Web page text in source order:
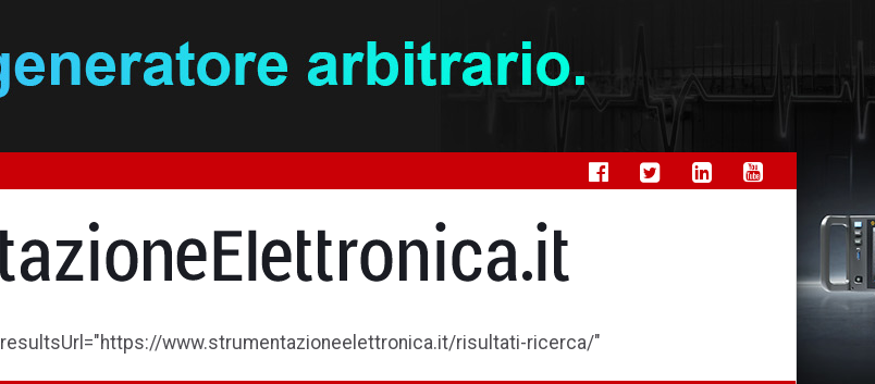
resultsUrl="https://www.strumentazioneelettronica.it/risultati-ricerca/"